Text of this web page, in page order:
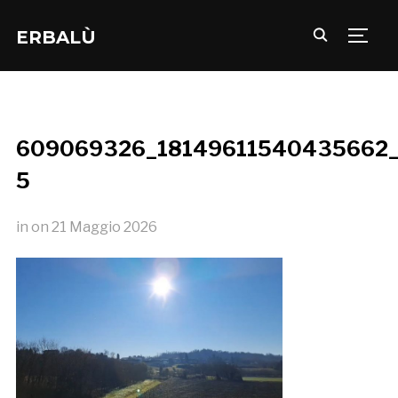
ERBALÙ
5
in on 21 Maggio 2026